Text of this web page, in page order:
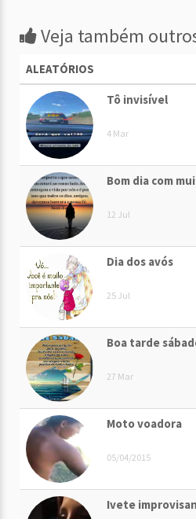
Veja também
ALEATÓRIOS
Tô invisível
4 Mar
Bom dia com
12 Jul
Dia dos avós
25 Jul
Boa tarde
27 Mar
Moto voadora
05/04/2015
Ivete